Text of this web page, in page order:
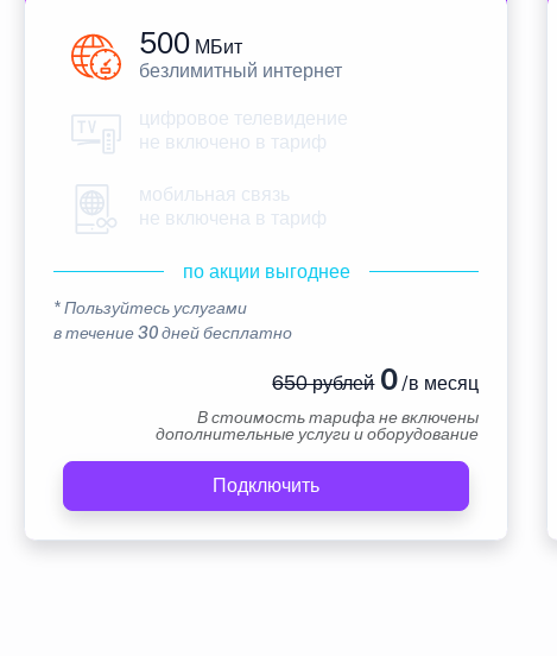
500 МБит
безлимитный интернет
цифровое телевидение
не включено в тариф
мобильная связь
не включена в тариф
по акции выгоднее
* Пользуйтесь услугами
в течение 30 дней бесплатно
650 рублей0/в месяц
В стоимость тарифа не включены
дополнительные услуги и оборудование
Подключить